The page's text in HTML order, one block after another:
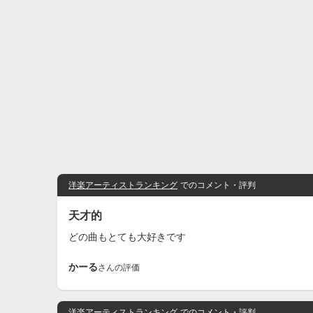
洋楽アーティストランキング でのコメント・評判
天才的
どの曲もとても大好きです
かーるさんの評価